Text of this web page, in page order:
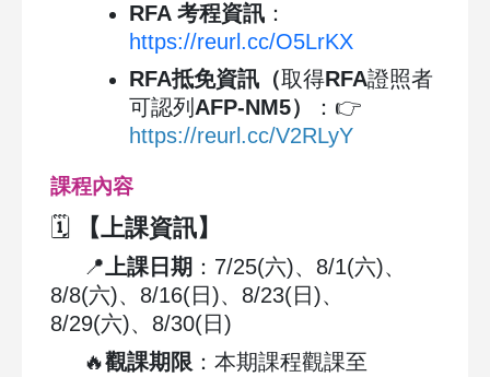
RFA 考程資訊 ：
https://reurl.cc/O5LrKX
RFA抵免資訊（取得RFA證照者
可認列 AFP-NM5）
：👉
https://reurl.cc/V2RLyY
課程內容
🗓️ 【上課資訊】
📍上課日期 ：7/25(六)、8/1(六)、
8/8(六)、8/16(日)、8/23(日)、
8/29(六)、8/30(日)
🔥觀課期限 ：本期課程觀課至